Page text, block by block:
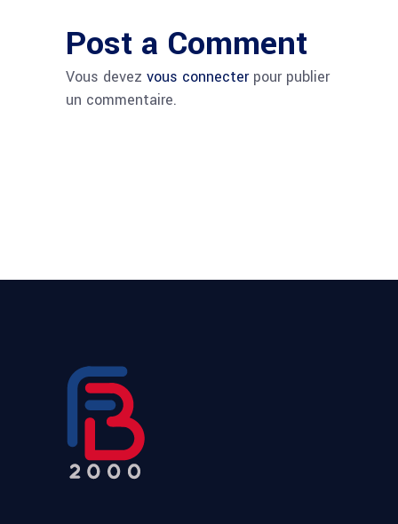
Post a Comment
Vous devez vous connecterpour publier
un commentaire.